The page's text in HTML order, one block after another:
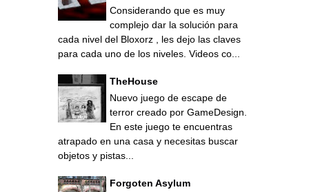
Considerando que es muy
complejo dar la solución para
cada nivel del Bloxorz , les dejo las claves
para cada uno de los niveles. Videos co...
TheHouse
Nuevo juego de escape de
terror creado por GameDesign.
En este juego te encuentras
atrapado en una casa y necesitas buscar
objetos y pistas...
Forgoten Asylum